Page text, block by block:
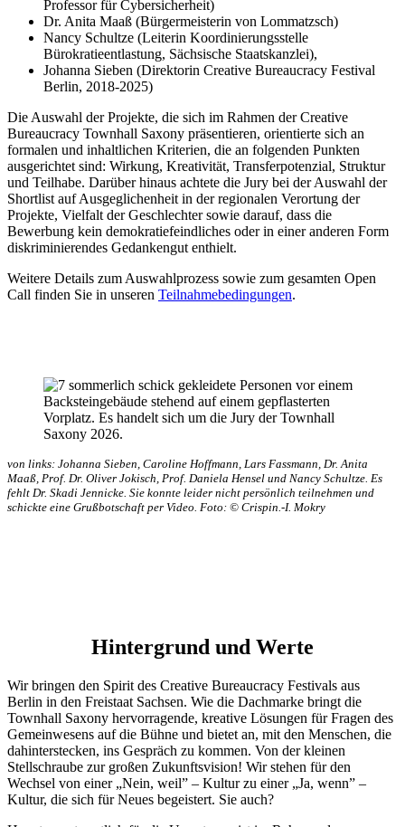
Professor für Cybersicherheit)
Dr. Anita Maaß (Bürgermeisterin von Lommatzsch)
Nancy Schultze (Leiterin Koordinierungsstelle
Bürokratieentlastung, Sächsische Staatskanzlei),
Johanna Sieben (Direktorin Creative Bureaucracy Festival
Berlin, 2018-2025)
Die Auswahl der Projekte, die sich im Rahmen der Creative
Bureaucracy Townhall Saxony präsentieren, orientierte sich an
formalen und inhaltlichen Kriterien, die an folgenden Punkten
ausgerichtet sind: Wirkung, Kreativität, Transferpotenzial, Struktur
und Teilhabe. Darüber hinaus achtete die Jury bei der Auswahl der
Shortlist auf Ausgeglichenheit in der regionalen Verortung der
Projekte, Vielfalt der Geschlechter sowie darauf, dass die
Bewerbung kein demokratiefeindliches oder in einer anderen Form
diskriminierendes Gedankengut enthielt.
Weitere Details zum Auswahlprozess sowie zum gesamten Open
Call finden Sie in unseren Teilnahmebedingungen.
von links: Johanna Sieben, Caroline Hoffmann, Lars Fassmann, Dr. Anita
Maaß, Prof. Dr. Oliver Jokisch, Prof. Daniela Hensel und Nancy Schultze. Es
fehlt Dr. Skadi Jennicke. Sie konnte leider nicht persönlich teilnehmen und
schickte eine Grußbotschaft per Video. Foto: © Crispin.-I. Mokry
Hintergrund und Werte
Wir bringen den Spirit des Creative Bureaucracy Festivals aus
Berlin in den Freistaat Sachsen. Wie die Dachmarke bringt die
Townhall Saxony hervorragende, kreative Lösungen für Fragen des
Gemeinwesens auf die Bühne und bietet an, mit den Menschen, die
dahinterstecken, ins Gespräch zu kommen. Von der kleinen
Stellschraube zur großen Zukunftsvision! Wir stehen für den
Wechsel von einer „Nein, weil” – Kultur zu einer „Ja, wenn” –
Kultur, die sich für Neues begeistert. Sie auch?